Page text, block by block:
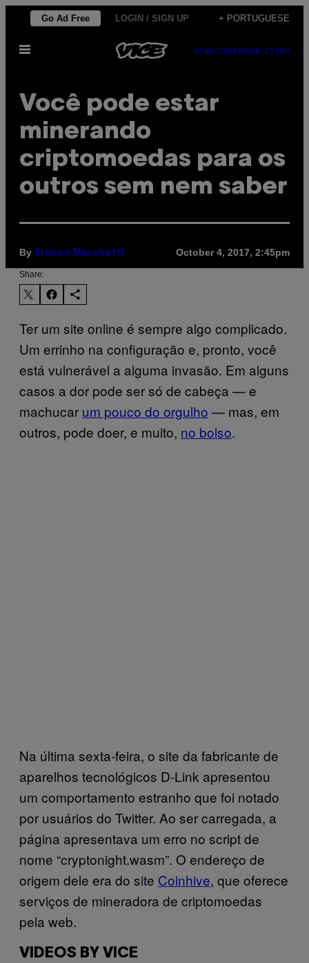
Skip
content
Go Ad Free LOGIN / SIGN UP + PORTUGUESE
Open
SUBSCRIBENEWSLETTER
Você pode estar
minerando
criptomoedas para os
outros sem nem saber
By Brunno Marchetti October 4, 2017, 2:45pm
Share:
Ter um site online é sempre algo complicado.
Um errinho na configuração e, pronto, você
está vulnerável a alguma invasão. Em alguns
casos a dor pode ser só de cabeça — e
machucar um pouco do orgulho — mas, em
outros, pode doer, e muito, no bolso.
Na última sexta-feira, o site da fabricante de
aparelhos tecnológicos D-Link apresentou
um comportamento estranho que foi notado
por usuários do Twitter. Ao ser carregada, a
página apresentava um erro no script de
nome “cryptonight.wasm”. O endereço de
origem dele era do site Coinhive, que oferece
serviços de mineradora de criptomoedas
pela web.
VIDEOS BY VICE